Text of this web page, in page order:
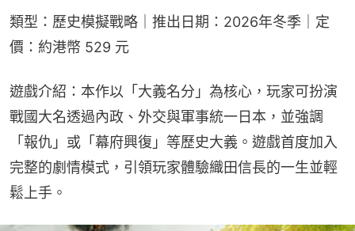
類型：歷史模擬戰略｜推出日期：2026年冬季｜定
價：約港幣 529 元
遊戲介紹：本作以「大義名分」為核心，玩家可扮演
戰國大名透過內政、外交與軍事統一日本，並強調
「報仇」或「幕府興復」等歷史大義。遊戲首度加入
完整的劇情模式，引領玩家體驗織田信長的一生並輕
鬆上手。